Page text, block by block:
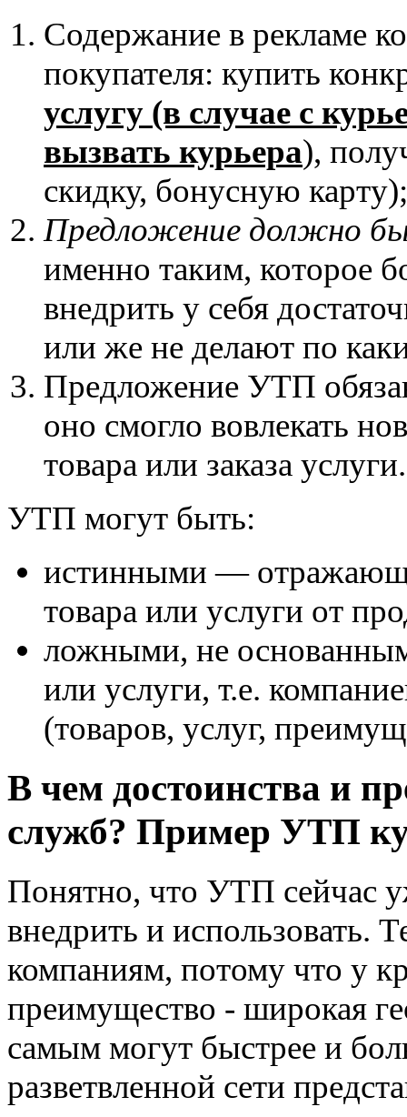
Содержание в рекламе
покупателя: купить
услугу (в случае с
вызвать курьера),
скидку, бонусную карту);
Предложение должно
именно таким, которое
внедрить у себя
или же не делают по
Предложение УТП
оно смогло вовлекать
товара или заказа услуги.
УТП могут быть:
истинными —
товара или услуги от
ложными, не
или услуги, т.е.
(товаров, услуг,
В чем достоинства и
служб? Пример УТП
Понятно, что УТП сейчас
внедрить и использовать.
компаниям, потому что у
преимущество - широкая
самым могут быстрее и
разветвленной сети